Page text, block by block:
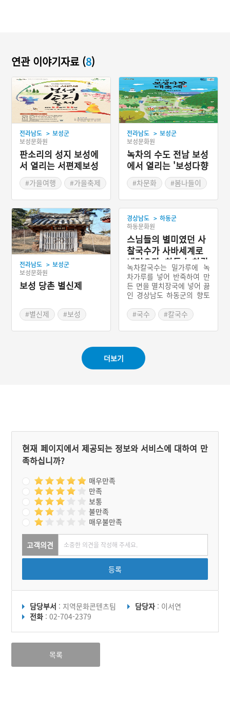
연관 이야기자료 (8)
전라남도 > 보성군
보성문화원
판소리의 성지 보성에
서 열리는 서편제보성
소리축제
#가을여행 #가을축제
전라남도 > 보성군
보성문화원
녹차의 수도 전남 보성
에서 열리는 '보성다향
대축제'
#차문화
#봄나들이
전라남도 > 보성군
보성문화원
보성 당촌 별신제
#별신제
#보성
경상남도 > 하동군
하동문화원
스님들의 별미였던 사
찰국수가 사바세계로
내려오다, 하동 녹차칼
국수
녹차칼국수는 밀가루에 녹
차가루를 넣어 반죽하여 만
든 면을 멸치장국에 넣어 끓
인 경상남도 하동군의 향토
주산지였던 하동군에 위치
한 불교사찰에서는 다도(茶
道)문화와 더불어 녹차를 이
였다. 녹차칼국수도 사찰에
서 유래된 음식이라 하여 사
찰국수라는 별칭으로 불리
#국수
#칼국수
더보기
현재 페이지에서 제공되는 정보와 서비스에 대하여 만
족하십니까?
매우만족
만족
보통
불만족
매우불만족
고객의견
등록
담당부서 : 지역문화콘텐츠팀 담당자 : 이서연
전화 : 02-704-2379
목록